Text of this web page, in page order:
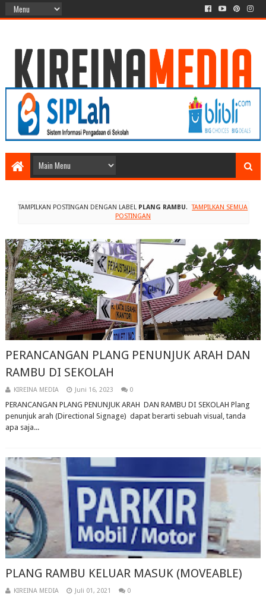
TAMPILKAN POSTINGAN DENGAN LABEL PLANG RAMBU.
TAMPILKAN SEMUA
POSTINGAN
PERANCANGAN PLANG PENUNJUK ARAH DAN
RAMBU DI SEKOLAH
KIREINA MEDIA Juni 16, 2023 0
PERANCANGAN PLANG PENUNJUK ARAH DAN RAMBU DI SEKOLAH Plang
penunjuk arah (Directional Signage) dapat berarti sebuah visual, tanda
apa saja...
PLANG RAMBU KELUAR MASUK (MOVEABLE)
KIREINA MEDIA Juli 01, 2021 0